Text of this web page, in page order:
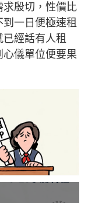
求殷切，性價比
一日便極速租
經話有人租
心儀單位便要果